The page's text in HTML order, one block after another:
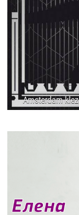
Amsterdam
24.08.201417:00